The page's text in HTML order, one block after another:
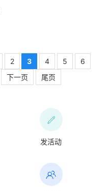
2 3 4 5
6
下一页 尾页
发活动